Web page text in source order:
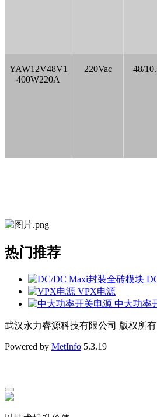
YAW12V48V1
400W220A
220Vac 48/
热门推荐
VPX电源
中大功率
武汉永力睿源科技有限公司 版权所有
Powered by MetInfo 5.3.19